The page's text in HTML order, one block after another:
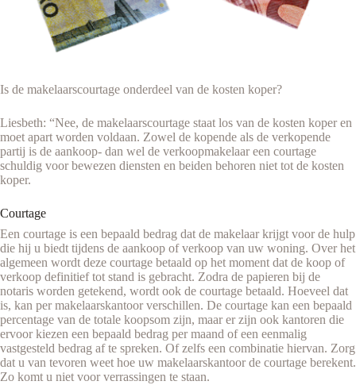
Is de makelaarscourtage onderdeel van de kosten koper?
Liesbeth: “Nee, de makelaarscourtage staat los van de kosten koper en
moet apart worden voldaan. Zowel de kopende als de verkopende
partij is de aankoop- dan wel de verkoopmakelaar een courtage
schuldig voor bewezen diensten en beiden behoren niet tot de kosten
koper.
Courtage
Een courtage is een bepaald bedrag dat de makelaar krijgt voor de hulp
die hij u biedt tijdens de aankoop of verkoop van uw woning. Over het
algemeen wordt deze courtage betaald op het moment dat de koop of
verkoop definitief tot stand is gebracht. Zodra de papieren bij de
notaris worden getekend, wordt ook de courtage betaald. Hoeveel dat
is, kan per makelaarskantoor verschillen. De courtage kan een bepaald
percentage van de totale koopsom zijn, maar er zijn ook kantoren die
ervoor kiezen een bepaald bedrag per maand of een eenmalig
vastgesteld bedrag af te spreken. Of zelfs een combinatie hiervan. Zorg
dat u van tevoren weet hoe uw makelaarskantoor de courtage berekent.
Zo komt u niet voor verrassingen te staan.